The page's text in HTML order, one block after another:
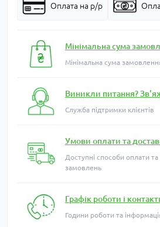
Оплата на р/р
Мінімальна сума
Мінімальна сума
Виникли питання?
Служба підтримки клієнтів
Умови оплати та
Доступні способи оплати
замовлень
Графік роботи і
Години роботи та